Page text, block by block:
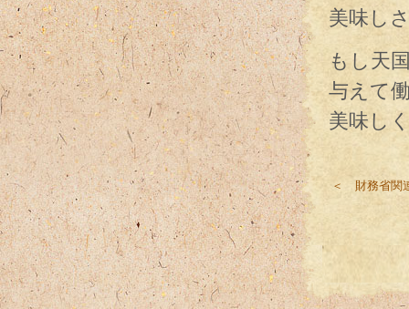
美味し
もし天
与えて
美味し
＜ 財務省関